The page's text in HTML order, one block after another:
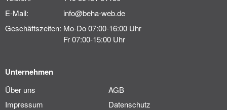
E-Mail:
info@beha-web.de
Geschäftszeiten: Mo-Do 07:00-16:00 Uhr
Fr 07:00-15:00 Uhr
Unternehmen
Über uns
AGB
Impressum
Datenschutz